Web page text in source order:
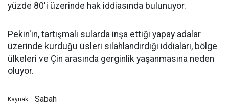
yüzde 80'i üzerinde hak iddiasında bulunuyor.
Pekin'in, tartışmalı sularda inşa ettiği yapay adalar
üzerinde kurduğu üsleri silahlandırdığı iddiaları, bölge
ülkeleri ve Çin arasında gerginlik yaşanmasına neden
oluyor.
Kaynak: Sabah